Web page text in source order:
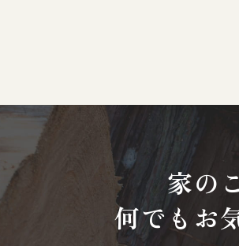
家の
何でもお